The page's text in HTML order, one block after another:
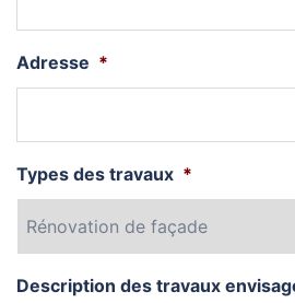
Adresse *
Types des travaux *
Description des travaux